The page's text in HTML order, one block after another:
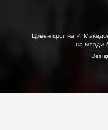
Црвен крст на Р.
на млади